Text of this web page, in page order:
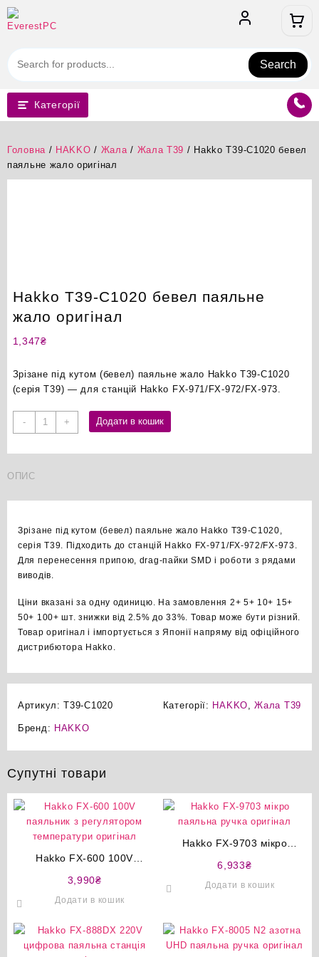
Перейти
до
Search
Категорії
Головна / HAKKO / Жала / Жала T39 / Hakko T39-C1020 бевел
паяльне жало оригінал
Hakko T39-C1020 бевел паяльне
жало оригінал
1,347₴
Зрізане під кутом (бевел) паяльне жало Hakko T39-C1020
(серія T39) — для станцій Hakko FX-971/FX-972/FX-973.
-
Hakko
T39-
паяльне
+ Додати в кошик
ОПИС
Зрізане під кутом (бевел) паяльне жало Hakko T39-C1020,
серія T39. Підходить до станцій Hakko FX-971/FX-972/FX-973.
Для перенесення припою, drag-пайки SMD і роботи з рядами
виводів.
Ціни вказані за одну одиницю. На замовлення 2+ 5+ 10+ 15+
50+ 100+ шт. знижки від 2.5% до 33%. Товар може бути різний.
Товар оригінал і імпортується з Японії напряму від офіційного
дистрибютора Hakko.
Артикул:T39-C1020 Категорії: HAKKO ,Жала T39
Бренд: HAKKO
Супутні товари
Hakko FX-600 100V
температури оригінал
3,990₴
Додати в кошик
Hakko FX-9703 мікро
6,933₴
Додати в кошик